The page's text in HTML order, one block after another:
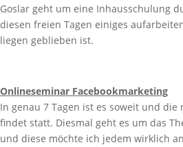
Goslar geht um eine Inhausschulung
diesen freien Tagen einiges
liegen geblieben ist.
Onlineseminar Facebookmarketing
In genau 7 Tagen ist es soweit und
findet statt. Diesmal geht es um das
und diese möchte ich jedem wirklich